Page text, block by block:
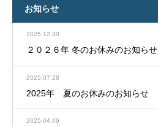
お知らせ
2025.12.30
２０２６年 冬のお休みのお知らせ
2025.07.28
2025年 夏のお休みのお知らせ
2025.04.09